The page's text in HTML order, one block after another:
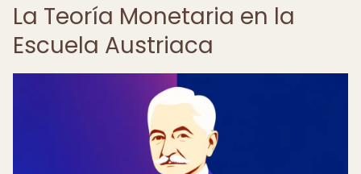
La Teoría Monetaria en la
Escuela Austriaca